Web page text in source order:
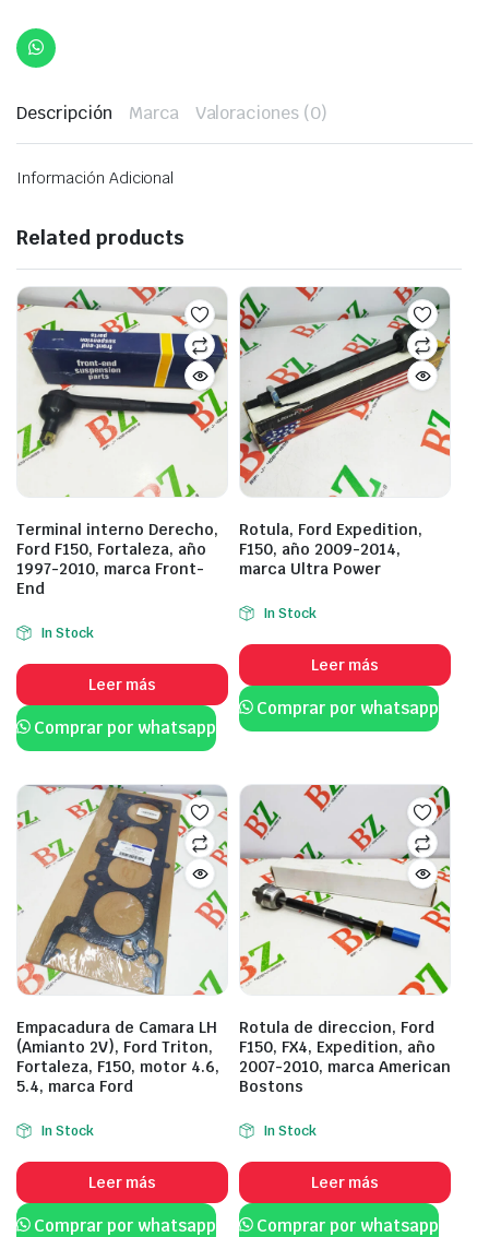
Descripción Marca Valoraciones (0)
Información Adicional
Related products
Terminal interno Derecho,
Ford F150, Fortaleza, año
1997-2010, marca Front-
End
In Stock
Leer más
Comprar por whatsapp
Rotula, Ford Expedition,
F150, año 2009-2014,
marca Ultra Power
In Stock
Leer más
Comprar por whatsapp
Empacadura de Camara LH
(Amianto 2V), Ford Triton,
Fortaleza, F150, motor 4.6,
5.4, marca Ford
In Stock
Leer más
Comprar por whatsapp
Rotula de direccion, Ford
F150, FX4, Expedition, año
2007-2010, marca American
Bostons
In Stock
Leer más
Comprar por whatsapp